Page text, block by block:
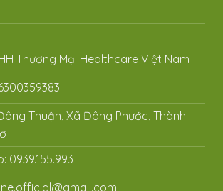
Thương Mại Healthcare Việt Nam
Thuận, Xã Đông Phước, Thành
0939.155.993